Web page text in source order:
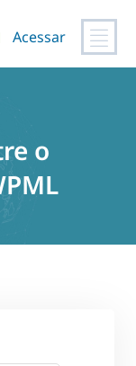
Acessar
o